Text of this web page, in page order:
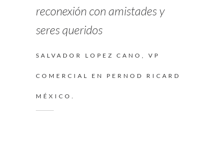
reconexión con amistades y
seres queridos
SALVADOR LOPEZ CANO, VP
COMERCIAL EN PERNOD RICARD
MÉXICO.